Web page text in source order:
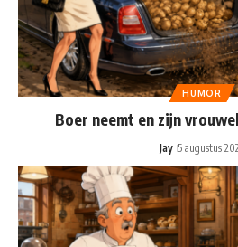
HUMOR
Boer neemt en zijn
Jay 5 augustus